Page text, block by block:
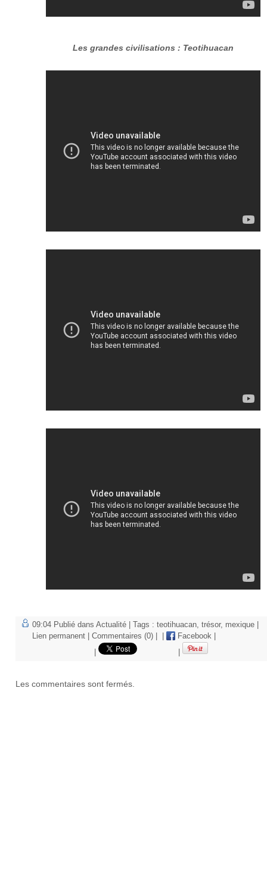
Les grandes civilisations : Teotihuacan
09:04 Publié dans Actualité | Tags : teotihuacan, trésor, mexique
Lien permanent
Commentaires (0) Facebook
Les commentaires sont fermés.